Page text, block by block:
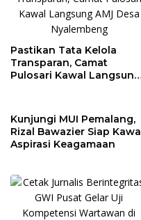
Pastikan Tata Kelola
Transparan, Camat
Pulosari Kawal Langsung
Kunjungi MUI Pemalang,
Rizal Bawazier Siap
Aspirasi Keagamaan